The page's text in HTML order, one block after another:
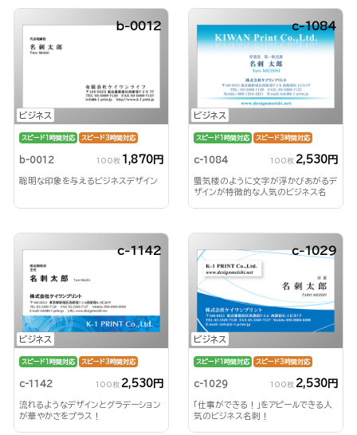
ビジネス
b-0012
スピード1時間対応 スピード3時間対応
b-0012 100枚 1,870円
聡明な印象を与えるビジネスデザイン
ビジネス
c-1084
スピード1時間対応 スピード3時間対応
c-1084 100枚 2,530円
蜃気楼のように文字が浮かびあがるデ
ザインが特徴的な人気のビジネス名
ビジネス
c-1142
スピード1時間対応 スピード3時間対応
c-1142 100枚 2,530円
流れるようなデザインとグラデーション
が華やかさをプラス！
ビジネス
c-1029
スピード1時間対応 スピード3時間対応
c-1029 100枚 2,530円
「仕事ができる！」をアピールできる人
気のビジネス名刺！